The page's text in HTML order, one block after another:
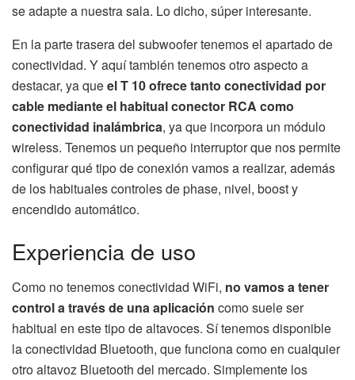
se adapte a nuestra sala. Lo dicho, súper interesante.
En la parte trasera del subwoofer tenemos el apartado de
conectividad. Y aquí también tenemos otro aspecto a
destacar, ya queel T 10 ofrece tanto conectividad por
cable mediante el habitual conector RCA como
conectividad inalámbrica, ya que incorpora un módulo
wireless. Tenemos un pequeño interruptor que nos permite
configurar qué tipo de conexión vamos a realizar, además
de los habituales controles de phase, nivel, boost y
encendido automático.
Experiencia de uso
Como no tenemos conectividad WiFi, no vamos a tener
control a través de una aplicación como suele ser
habitual en este tipo de altavoces. Sí tenemos disponible
la conectividad Bluetooth, que funciona como en cualquier
otro altavoz Bluetooth del mercado. Simplemente los